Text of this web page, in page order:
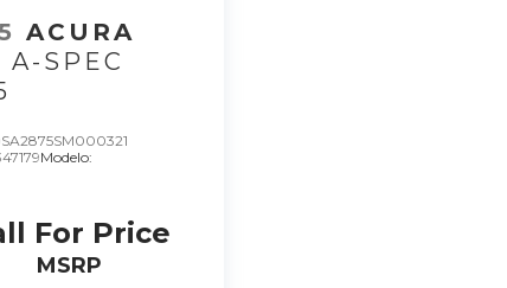
ACURA
A-SPEC
Modelo:
For Price
MSRP